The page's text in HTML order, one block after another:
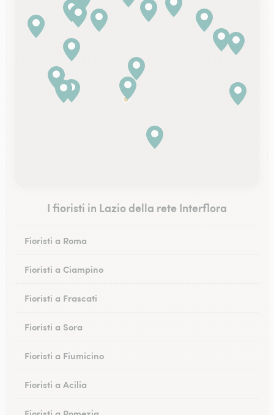
I fioristi in Lazio della rete Interflora
Fioristi a Roma
Fioristi a Ciampino
Fioristi a Frascati
Fioristi a Sora
Fioristi a Fiumicino
Fioristi a Acilia